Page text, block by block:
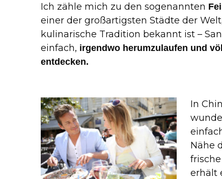
Ich zähle mich zu den sogenannten
einer der großartigsten Städte der
kulinarische Tradition bekannt ist –
einfach, irgendwo herumzulaufen und
entdecken.
In
Nähe
erhält